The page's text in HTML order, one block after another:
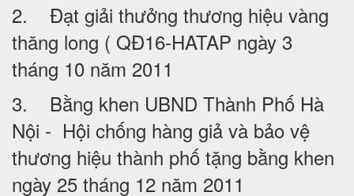
2. Đạt giải thưởng thương hiệu vàng
thăng long ( QĐ16-HATAP ngày 3
tháng 10 năm 2011
3. Bằng khen UBND Thành Phố Hà
Nội - Hội chống hàng giả và bảo vệ
thương hiệu thành phố tặng bằng khen
ngày 25 tháng 12 năm 2011